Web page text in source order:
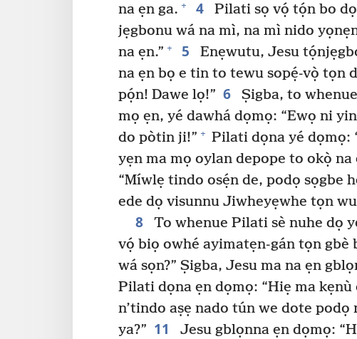
na ẹn ga. + 4
Pilati sọ vọ́ tọ́n bo
jẹgbonu wá na mì, na mì nido
na ẹn.” + 5
Enẹwutu, Jesu
na ẹn bọ e tin to tewu sopẹ́-vọ̀ tọn
pọ́n! Dawe lọ!” 6
Ṣigba, to
mọ ẹn, yé dawhá dọmọ: “Ewọ ni
do pòtin ji!” + Pilati dọna yé dọmọ:
yẹn ma mọ oylan depope to okọ̀ na
“Míwlẹ tindo osẹ́n de, podọ sọgbe
ede dọ visunnu Jiwheyẹwhe tọn
8 To whenue Pilati sè nuhe dọ
vọ́ biọ owhé ayimatẹn-gán tọn gbè
wá sọn?” Ṣigba, Jesu ma na ẹn
Pilati dọna ẹn dọmọ: “Hiẹ ma kẹnù
n’tindo aṣẹ nado tún we dote podọ
ya?” 11
Jesu gblọnna ẹn dọmọ: